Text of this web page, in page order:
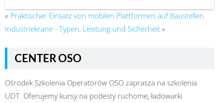
« Praktischer Einsatz von mobilen Plattformen auf Baustellen
Industriekrane - Typen, Leistung und Sicherheit »
CENTER OSO
Ośrodek Szkolenia Operatorów OSO zaprasza na szkolenia
UDT. Oferujemy kursy na podesty ruchome, ładowarki